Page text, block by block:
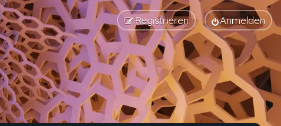
Anmelden
Registrieren